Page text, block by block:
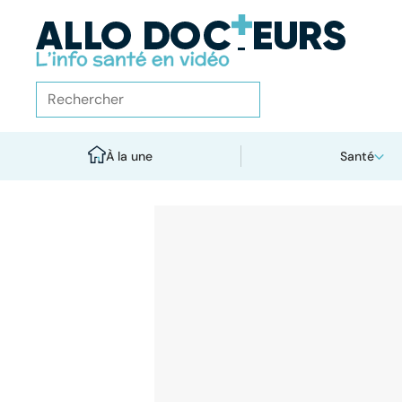
À la une Santé